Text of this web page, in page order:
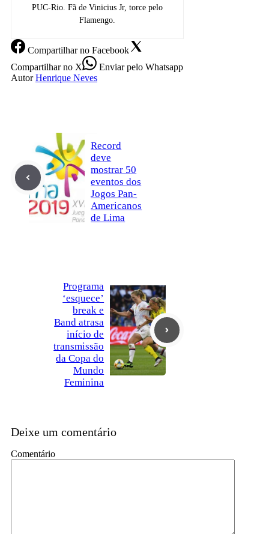
PUC-Rio. Fã de Vinicius Jr, torce pelo
Flamengo.
Compartilharno Facebook
Compartilharno X Enviarpelo Whatsapp
Autor Henrique Neves
Record
deve
mostrar 50
eventos dos
Jogos Pan-
Americanos
de Lima
Programa
‘esquece’
break e
Band atrasa
início de
transmissão
da Copa do
Mundo
Feminina
Deixe um comentário
Comentário